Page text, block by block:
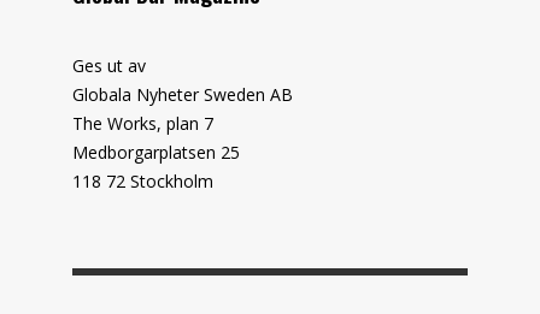
Ges ut av
Globala Nyheter Sweden AB
The Works, plan 7
Medborgarplatsen 25
118 72 Stockholm